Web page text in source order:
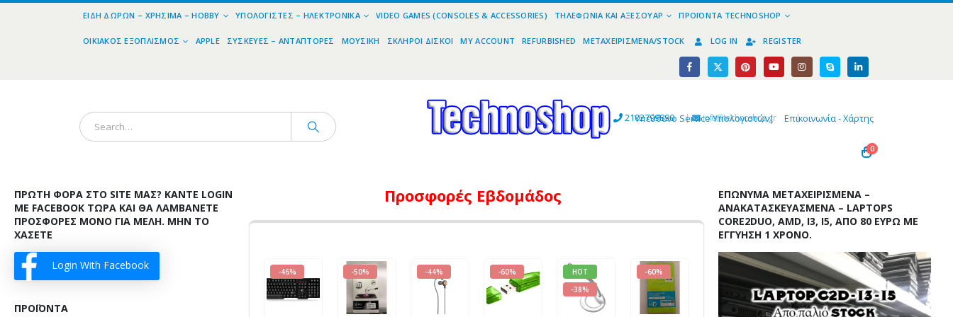
ΕΊΔΗ ΔΏΡΩΝ – ΧΡΉΣΙΜΑ – HOBBY ΥΠΟΛΟΓΙΣΤΈΣ – ΗΛΕΚΤΡΟΝΙΚΆ VIDEO GAMES (CONSOLES & ACCESSORIES) ΤΗΛΕΦΩΝΊΑ ΚΑΙ ΑΞΕΣΟΥΆΡ ΠΡΟΪΌΝΤΑ TECHNOSHOP
ΟΙΚΙΑΚΌΣ ΕΞΟΠΛΙΣΜΌΣ APPLE ΣΥΣΚΕΥΈΣ – ΑΝΤΆΠΤΟΡΕΣ ΜΟΥΣΙΚΉ ΣΚΛΗΡΟΊ ΔΊΣΚΟΙ MY ACCOUNT REFURBISHED ΜΕΤΑΧΕΙΡΙΣΜΈΝΑ/STOCK LOG IN REGISTER
2102799890 | info@technoshop,gr |
Υπεύθυνο Service Υπολογιστών| Επικοινωνία - Χάρτης
0
Προσφορές Εβδομάδος
-46% -50% -44% -60%
HOT
-38%
-60%
ΠΡΏΤΗ ΦΟΡΆ ΣΤΟ SITE ΜΑΣ? ΚΆΝΤΕ LOGIN
ΜΕ FACEBOOK ΤΏΡΑ ΚΑΙ ΘΑ ΛΑΜΒΆΝΕΤΕ
ΠΡΟΣΦΟΡΈΣ ΜΌΝΟ ΓΙΑ ΜΈΛΗ. ΜΗΝ ΤΟ
ΧΆΣΕΤΕ
Login With Facebook
ΠΡΟΪΌΝΤΑ
ΕΠΏΝΥΜΑ ΜΕΤΑΧΕΙΡΙΣΜΈΝΑ –
ΑΝΑΚΑΤΑΣΚΕΥΑΣΜΈΝΑ – LAPTOPS
CORE2DUO, AMD, I3, I5, ΑΠΌ 80 ΕΥΡΏ ΜΕ
ΕΓΓΎΗΣΗ 1 ΧΡΌΝΟ.